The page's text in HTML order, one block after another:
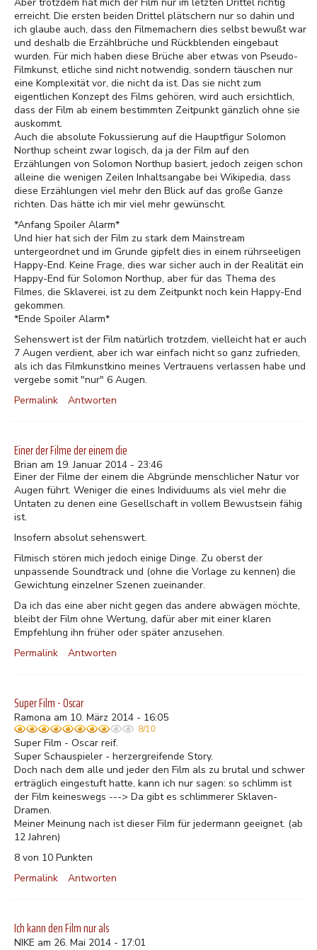
erreicht. Die ersten beiden Drittel plätschern nur so dahin und
ich glaube auch, dass den Filmemachern dies selbst bewußt war
und deshalb die Erzählbrüche und Rückblenden eingebaut
wurden. Für mich haben diese Brüche aber etwas von Pseudo-
Filmkunst, etliche sind nicht notwendig, sondern täuschen nur
eine Komplexität vor, die nicht da ist. Das sie nicht zum
eigentlichen Konzept des Films gehören, wird auch ersichtlich,
dass der Film ab einem bestimmten Zeitpunkt gänzlich ohne sie
auskommt.
Auch die absolute Fokussierung auf die Hauptfigur Solomon
Northup scheint zwar logisch, da ja der Film auf den
Erzählungen von Solomon Northup basiert, jedoch zeigen schon
alleine die wenigen Zeilen Inhaltsangabe bei Wikipedia, dass
diese Erzählungen viel mehr den Blick auf das große Ganze
richten. Das hätte ich mir viel mehr gewünscht.
*Anfang Spoiler Alarm*
Und hier hat sich der Film zu stark dem Mainstream
untergeordnet und im Grunde gipfelt dies in einem rührseeligen
Happy-End. Keine Frage, dies war sicher auch in der Realität ein
Happy-End für Solomon Northup, aber für das Thema des
Filmes, die Sklaverei, ist zu dem Zeitpunkt noch kein Happy-End
gekommen.
*Ende Spoiler Alarm*
Sehenswert ist der Film natürlich trotzdem, vielleicht hat er auch
7 Augen verdient, aber ich war einfach nicht so ganz zufrieden,
als ich das Filmkunstkino meines Vertrauens verlassen habe und
vergebe somit "nur" 6 Augen.
Permalink
Antworten
Einer der Filme der einem die
Brian am 19. Januar 2014 - 23:46
Einer der Filme der einem die Abgründe menschlicher Natur vor
Augen führt. Weniger die eines Individuums als viel mehr die
Untaten zu denen eine Gesellschaft in vollem Bewustsein fähig
ist.
Insofern absolut sehenswert.
Filmisch stören mich jedoch einige Dinge. Zu oberst der
unpassende Soundtrack und (ohne die Vorlage zu kennen) die
Gewichtung einzelner Szenen zueinander.
Da ich das eine aber nicht gegen das andere abwägen möchte,
bleibt der Film ohne Wertung, dafür aber mit einer klaren
Empfehlung ihn früher oder später anzusehen.
Permalink
Antworten
Super Film - Oscar
Ramona am 10. März 2014 - 16:05
8/10
Super Film - Oscar reif.
Super Schauspieler - herzergreifende Story.
Doch nach dem alle und jeder den Film als zu brutal und schwer
erträglich eingestuft hatte, kann ich nur sagen: so schlimm ist
der Film keineswegs ---> Da gibt es schlimmerer Sklaven-
Dramen.
Meiner Meinung nach ist dieser Film für jedermann geeignet. (ab
12 Jahren)
8 von 10 Punkten
Permalink
Antworten
Ich kann den Film nur als
NIKE am 26. Mai 2014 - 17:01